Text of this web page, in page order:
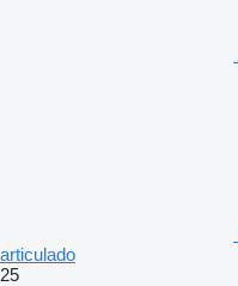
articulado
25